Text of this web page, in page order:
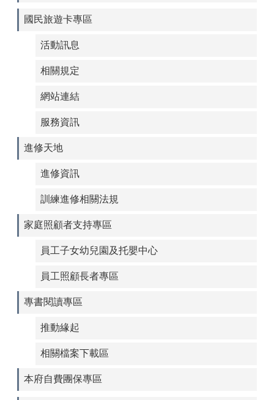
國民旅遊卡專區
活動訊息
相關規定
網站連結
服務資訊
進修天地
進修資訊
訓練進修相關法規
家庭照顧者支持專區
員工子女幼兒園及托嬰中心
員工照顧長者專區
專書閱讀專區
推動緣起
相關檔案下載區
本府自費團保專區